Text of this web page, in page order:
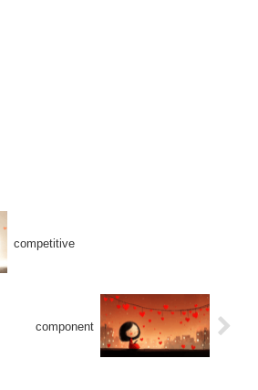
competitive
component